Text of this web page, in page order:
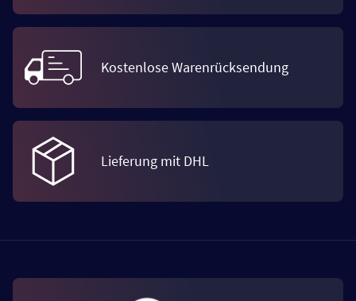
Kostenlose Warenrücksendung
Lieferung mit DHL